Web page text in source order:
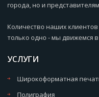
города, но и
Количество наших
только одно - мы движемся
УСЛУГИ
Широкоформатная
Полиграфия